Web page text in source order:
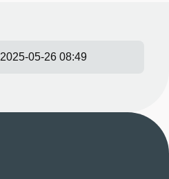
2025-05-26 08:49